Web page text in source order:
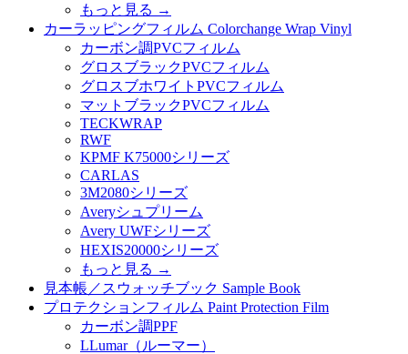
もっと見る →
カーラッピングフィルム Colorchange Wrap Vinyl
カーボン調PVCフィルム
グロスブラックPVCフィルム
グロスブホワイトPVCフィルム
マットブラックPVCフィルム
TECKWRAP
RWF
KPMF K75000シリーズ
CARLAS
3M2080シリーズ
Averyシュプリーム
Avery UWFシリーズ
HEXIS20000シリーズ
もっと見る →
見本帳／スウォッチブック Sample Book
プロテクションフィルム Paint Protection Film
カーボン調PPF
LLumar（ルーマー）